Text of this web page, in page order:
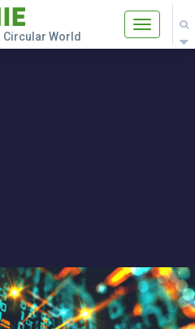
Toggle
Circular World